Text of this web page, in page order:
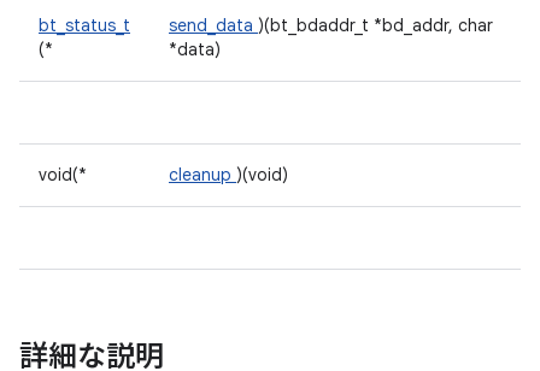
bt_status_t
(*
send_data )(bt_bdaddr_t *bd_addr, char
*data)
void(* cleanup )(void)
詳細な説明